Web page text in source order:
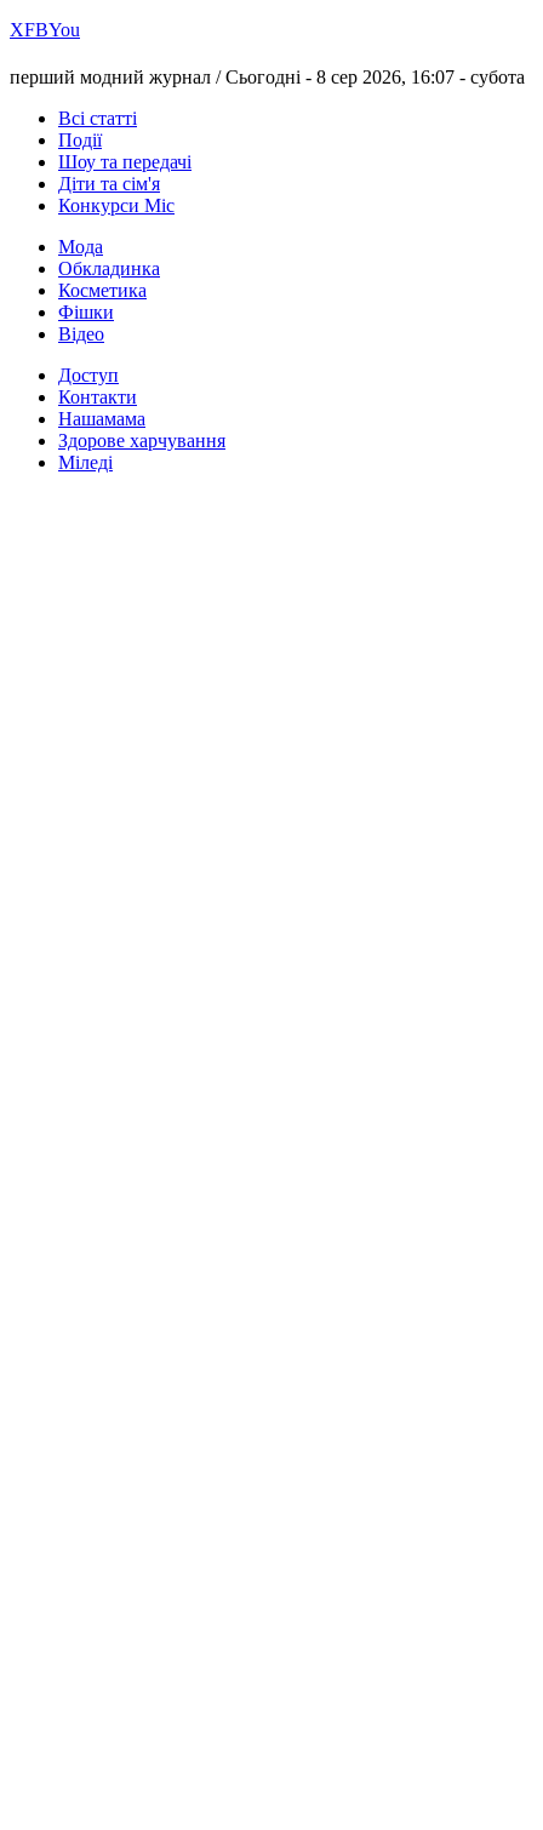
ХFBYou
перший модний журнал /Сьогодні - 8 сер 2026, 16:07 - субота
Всі статті
Події
Шоу та передачі
Діти та сім'я
Конкурси Міс
Мода
Обкладинка
Косметика
Фішки
Відео
Доступ
Контакти
Нашамама
Здорове харчування
Міледі